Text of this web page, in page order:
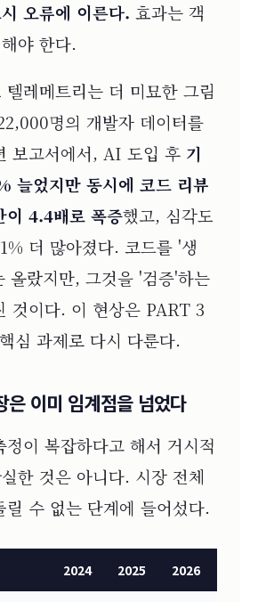
오류에 이른다. 효과는 객
야 한다.
텔레메트리는 더 미묘한 그림
명의 개발자 데이터를
보고서에서, AI 도입 후 기
늘었지만 동시에 코드 리뷰
이 4.4배로 폭증했고, 심각도
더 많아졌다. 코드를 '생
올랐지만, 그것을 '검증'하는
것이다. 이 현상은 PART 3
심 과제로 다시 다룬다.
은 이미 임계점을 넘었다
정이 복잡하다고 해서 거시적
한 것은 아니다. 시장 전체
릴 수 없는 단계에 들어섰다.
2024 2025 2026